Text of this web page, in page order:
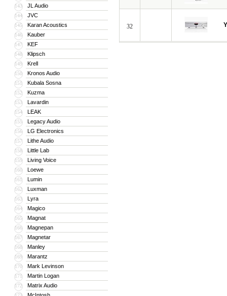
143 JL Audio
144 JVC
145 Karan Acoustics
146 Kauber
147 KEF
148 Klipsch
149 Krell
150 Kronos Audio
151 Kubala Sosna
152 Kuzma
153 Lavardin
154 LEAK
155 Legacy Audio
156 LG Electronics
157 Lithe Audio
158 Little Lab
159 Living Voice
160 Loewe
161 Lumin
162 Luxman
163 Lyra
164 Magico
165 Magnat
166 Magnepan
167 Magnetar
168 Manley
169 Marantz
170 Mark Levinson
171 Martin Logan
172 Matrix Audio
32